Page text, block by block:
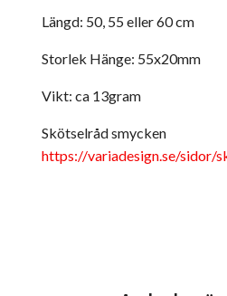
Längd: 50, 55 eller 60 cm
Storlek Hänge: 55x20mm
Vikt: ca 13gram
Skötselråd smycken
https://variadesign.se/sidor/